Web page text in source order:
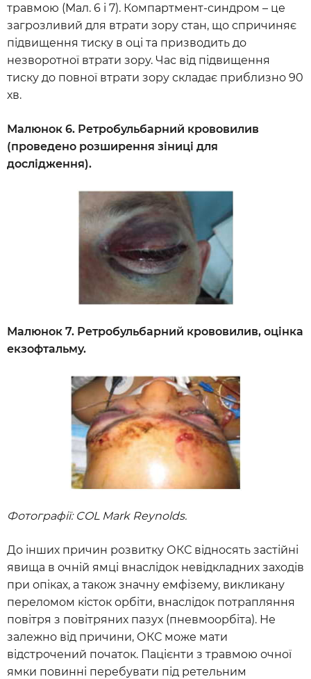
травмою (Мал. 6 і 7). Компартмент-синдром – це
загрозливий для втрати зору стан, що спричиняє
підвищення тиску в оці та призводить до
незворотної втрати зору. Час від підвищення
тиску до повної втрати зору складає приблизно 90
хв.
Малюнок 6. Ретробульбарний крововилив
(проведено розширення зіниці для
дослідження).
Малюнок 7. Ретробульбарний крововилив, оцінка
екзофтальму.
Фотографії: COL Mark Reynolds.
До інших причин розвитку ОКС відносять застійні
явища в очній ямці внаслідок невідкладних заходів
при опіках, а також значну емфізему, викликану
переломом кісток орбіти, внаслідок потрапляння
повітря з повітряних пазух (пневмоорбіта). Не
залежно від причини, ОКС може мати
відстрочений початок. Пацієнти з травмою очної
ямки повинні перебувати під ретельним